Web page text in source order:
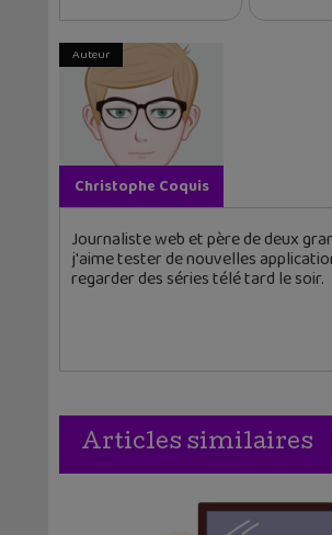
Auteur
Christophe Coquis
Journaliste web et père de deux
j'aime tester de nouvelles
regarder des séries télé tard le soir.
Articles similaires